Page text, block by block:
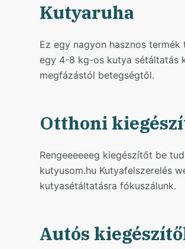
Kutyaruha
Ez egy nagyon hasznos
egy 4-8 kg-os kutya sétáltatás
megfázástól betegségtől.
Otthoni
Rengeeeeeeg kiegészítőt be
kutyusom.hu Kutyafelszerelés
kutyasétáltatásra fókuszálunk.
Autós